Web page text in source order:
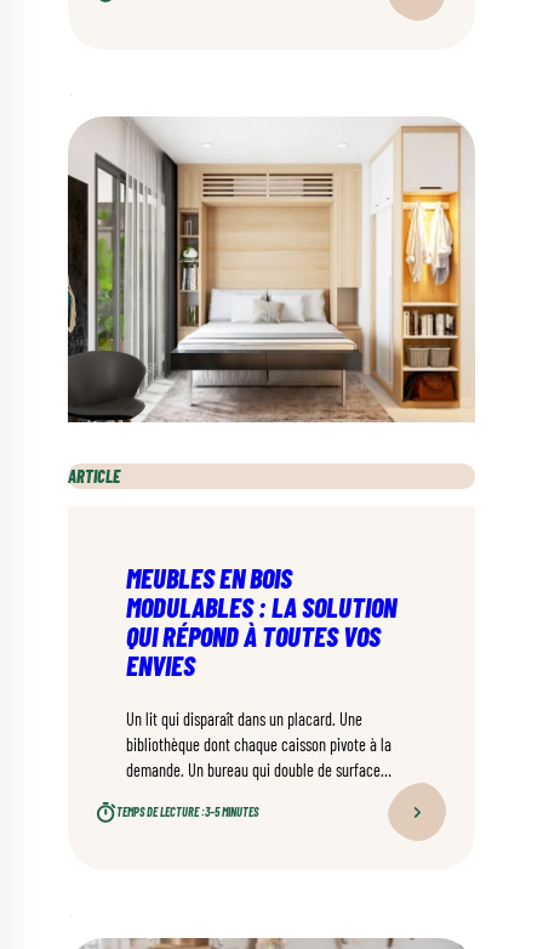
ARTICLE
MEUBLES EN BOIS
MODULABLES : LA SOLUTION
QUI RÉPOND À TOUTES VOS
ENVIES
Un lit qui disparaît dans un placard. Une
bibliothèque dont chaque caisson pivote à la
demande. Un bureau qui double de surface
s’est imposée comme l’une des grandes
TEMPS DE LECTURE :3–5 MINUTES